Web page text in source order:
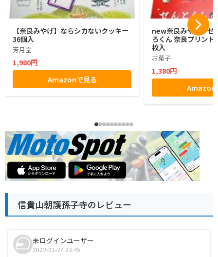
【奈良みやげ】ならシカないクッキー
36個入
芳月堂
1,980円
Amazonで見る
new奈良みやげ せ
ろくん 奈良プリン
枚入
お菓子
1,380円
Amazon
信貴山朝護孫子寺のレビュー
未ログインユーザー
2022-01-24 23:45